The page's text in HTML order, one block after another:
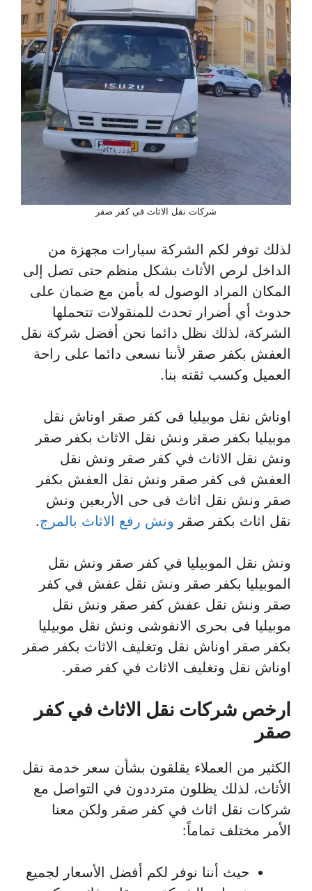
شركات نقل الاثاث في كفر صقر
لذلك توفر لكم الشركة سيارات مجهزة من
الداخل لرص الأثاث بشكل منظم حتى تصل إلى
المكان المراد الوصول له بأمن مع ضمان على
حدوث أي أضرار تحدث للمنقولات تتحملها
الشركة، لذلك نظل دائما نحن أفضل شركة نقل
العفش بكفر صقر لأننا نسعى دائما على راحة
العميل وكسب ثقته بنا.
اوناش نقل موبيليا فى كفر صقر اوناش نقل
موبيليا بكفر صقر ونش نقل الاثاث بكفر صقر
ونش نقل الاثاث في كفر صقر ونش نقل
العفش فى كفر صقر ونش نقل العفش بكفر
صقر ونش نقل اثاث فى حى الأربعين ونش
نقل اثاث بكفر صقر ونش رفع الاثاث بالمرج.
ونش نقل الموبيليا في كفر صقر ونش نقل
الموبيليا بكفر صقر ونش نقل عفش في كفر
صقر ونش نقل عفش كفر صقر ونش نقل
موبيليا فى بحرى الانفوشى ونش نقل موبيليا
بكفر صقر اوناش نقل وتغليف الاثاث بكفر صقر
اوناش نقل وتغليف الاثاث في كفر صقر.
ارخص شركات نقل الاثاث في كفر
صقر
الكثير من العملاء يقلقون بشأن سعر خدمة نقل
الأثاث، لذلك يظلون مترددون في التواصل مع
شركات نقل اثاث في كفر صقر ولكن معنا
الأمر مختلف تماماً:
حيث أننا نوفر لكم أفضل الأسعار لجميع